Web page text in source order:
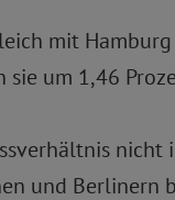
mit
um 1,46
und Berlinern